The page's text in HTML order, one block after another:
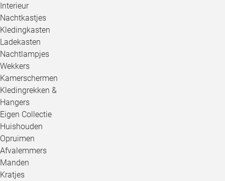
Interieur
Nachtkastjes
Kledingkasten
Ladekasten
Nachtlampjes
Wekkers
Kamerschermen
Kledingrekken &
Hangers
Eigen Collectie
Huishouden
Opruimen
Afvalemmers
Manden
Kratjes